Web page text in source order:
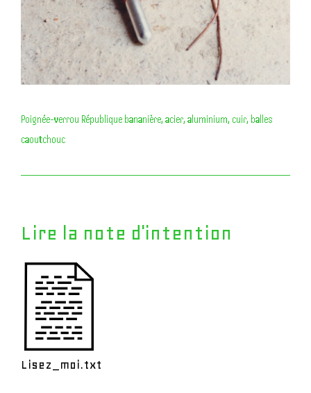
Poignée-verrou République bananière, acier, aluminium, cuir, balles
caoutchouc
Lire la note d'intention
Lisez_moi.txt